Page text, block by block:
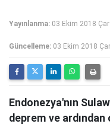
Yayınlanma: 03 Ekim 2018
Güncelleme: 03 Ekim 2018
Endonezya'nın
deprem ve ardından